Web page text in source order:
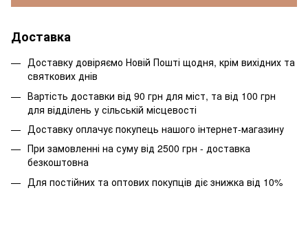
Доставка
Доставку довіряємо Новій Пошті щодня, крім вихідних та
святкових днів
Вартість доставки від 90 грн для міст, та від 100 грн
для відділень у сільській місцевості
Доставку оплачує покупець нашого інтернет-магазину
При замовленні на суму від 2500 грн - доставка
безкоштовна
Для постійних та оптових покупців діє знижка від 10%